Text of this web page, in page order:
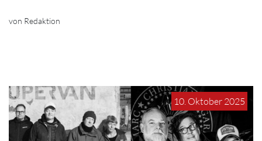
von Redaktion
10. Oktober 2025